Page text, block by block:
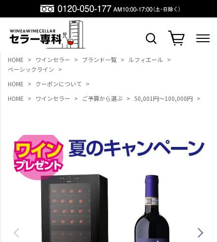
HOME ワインセラー ブランド一覧
ルフィエール
ベーシックライン
HOME
クーポンについて
HOME
ワインセラー ご予算から選ぶ 50,001円～100,000円